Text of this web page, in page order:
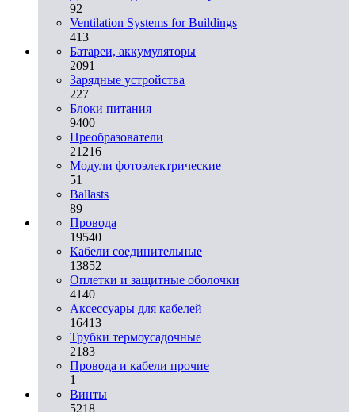
92
Ventilation Systems for Buildings
413
Батареи, аккумуляторы
2091
Зарядные устройства
227
Блоки питания
9400
Преобразователи
21216
Модули фотоэлектрические
51
Ballasts
89
Провода
19540
Кабели соединительные
13852
Оплетки и защитные оболочки
4140
Аксессуары для кабелей
16413
Трубки термоусадочные
2183
Провода и кабели прочие
1
Винты
5218